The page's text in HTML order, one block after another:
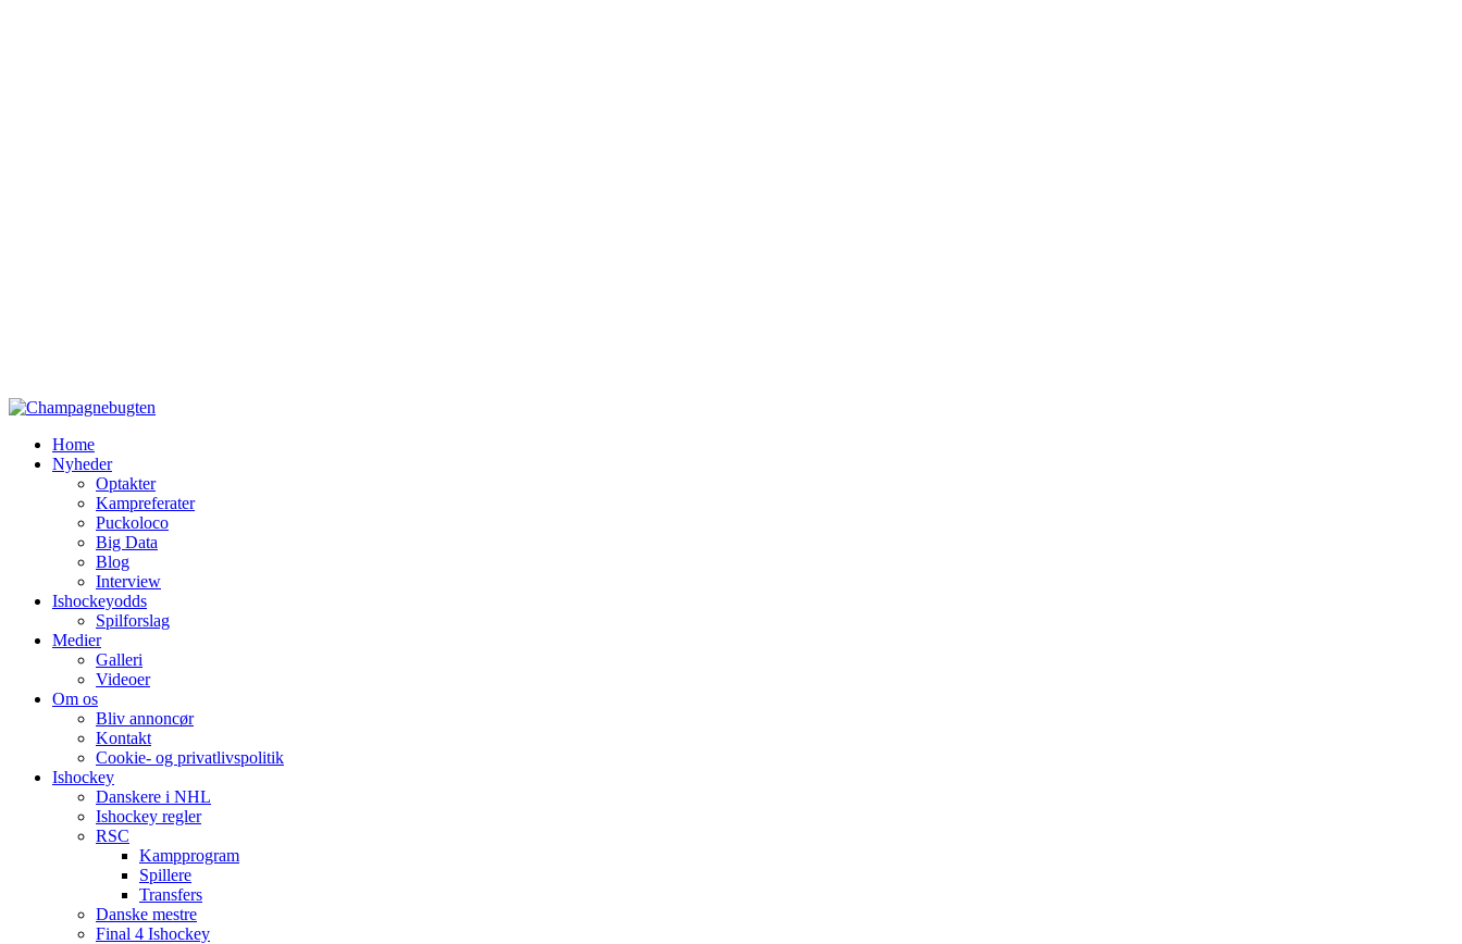
Home
Nyheder
Optakter
Kampreferater
Puckoloco
Big Data
Blog
Interview
Ishockeyodds
Spilforslag
Medier
Galleri
Videoer
Om os
Bliv annoncør
Kontakt
Cookie- og privatlivspolitik
Ishockey
Danskere i NHL
Ishockey regler
RSC
Kampprogram
Spillere
Transfers
Danske mestre
Final 4 Ishockey